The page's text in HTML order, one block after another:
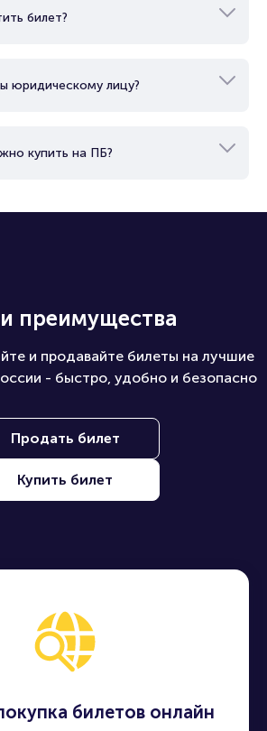
билет?
юридическому лицу?
купить на ПБ?
преимущества
и продавайте билеты на лучшие
- быстро, удобно и безопасно
Продать билет
Купить билет
билетов онлайн